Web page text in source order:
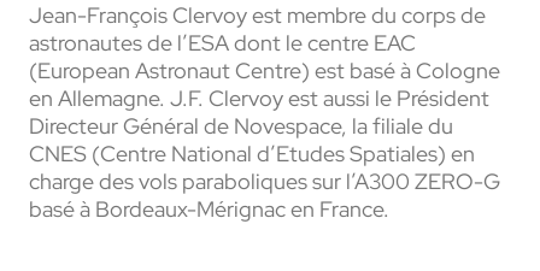
Jean-François Clervoy est membre du corps de
astronautes de l’ESA dont le centre EAC
(European Astronaut Centre) est basé à Cologne
en Allemagne. J.F. Clervoy est aussi le Président
Directeur Général de Novespace, la filiale du
CNES (Centre National d’Etudes Spatiales) en
charge des vols paraboliques sur l’A300 ZERO-G
basé à Bordeaux-Mérignac en France.